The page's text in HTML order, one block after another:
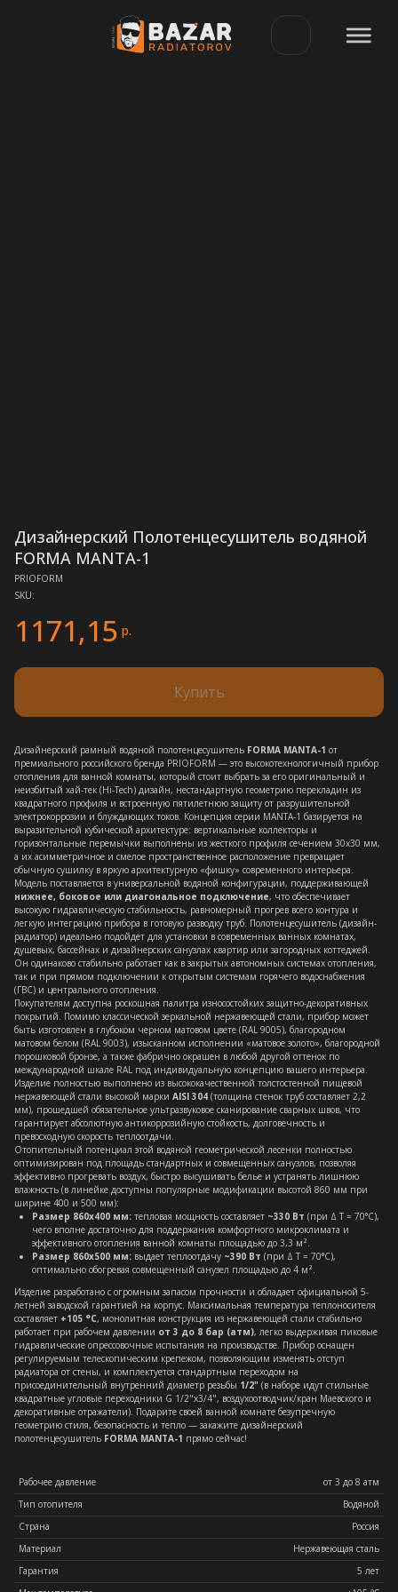
Дизайнерский Полотенцесушитель водяной
FORMA MANTA-1
PRIOFORM
SKU:
1171,15 р.
Купить
Дизайнерский рамный водяной полотенцесушитель FORMA MANTA-1 от
премиального российского бренда PRIOFORM — это высокотехнологичный прибор
отопления для ванной комнаты, который стоит выбрать за его оригинальный и
неизбитый хай-тек (Hi-Tech) дизайн, нестандартную геометрию перекладин из
квадратного профиля и встроенную пятилетнюю защиту от разрушительной
электрокоррозии и блуждающих токов. Концепция серии MANTA-1 базируется на
выразительной кубической архитектуре: вертикальные коллекторы и
горизонтальные перемычки выполнены из жесткого профиля сечением 30х30 мм,
а их асимметричное и смелое пространственное расположение превращает
обычную сушилку в яркую архитектурную «фишку» современного интерьера.
Модель поставляется в универсальной водяной конфигурации, поддерживающей
нижнее, боковое или диагональное подключение, что обеспечивает
высокую гидравлическую стабильность, равномерный прогрев всего контура и
легкую интеграцию прибора в готовую разводку труб. Полотенцесушитель (дизайн-
радиатор) идеально подойдет для установки в современных ванных комнатах,
душевых, бассейнах и дизайнерских санузлах квартир или загородных коттеджей.
Он одинаково стабильно работает как в закрытых автономных системах отопления,
так и при прямом подключении к открытым системам горячего водоснабжения
(ГВС) и центрального отопления.
Покупателям доступна роскошная палитра износостойких защитно-декоративных
покрытий. Помимо классической зеркальной нержавеющей стали, прибор может
быть изготовлен в глубоком черном матовом цвете (RAL 9005), благородном
матовом белом (RAL 9003), изысканном исполнении «матовое золото», благородной
порошковой бронзе, а также фабрично окрашен в любой другой оттенок по
международной шкале RAL под индивидуальную концепцию вашего интерьера.
Изделие полностью выполнено из высококачественной толстостенной пищевой
нержавеющей стали высокой марки AISI 304 (толщина стенок труб составляет 2,2
мм), прошедшей обязательное ультразвуковое сканирование сварных швов, что
гарантирует абсолютную антикоррозийную стойкость, долговечность и
превосходную скорость теплоотдачи.
Отопительный потенциал этой водяной геометрической лесенки полностью
оптимизирован под площадь стандартных и совмещенных санузлов, позволяя
эффективно прогревать воздух, быстро высушивать белье и устранять лишнюю
влажность (в линейке доступны популярные модификации высотой 860 мм при
ширине 400 и 500 мм):
Размер 860х400 мм: тепловая мощность составляет ~330 Вт (при Δ T = 70°C),
чего вполне достаточно для поддержания комфортного микроклимата и
эффективного отопления ванной комнаты площадью до 3,3 м².
Размер 860х500 мм: выдает теплоотдачу ~390 Вт (при Δ T = 70°C),
оптимально обогревая совмещенный санузел площадью до 4 м².
Изделие разработано с огромным запасом прочности и обладает официальной 5-
летней заводской гарантией на корпус. Максимальная температура теплоносителя
составляет +105 °C, монолитная конструкция из нержавеющей стали стабильно
работает при рабочем давлении от 3 до 8 бар (атм), легко выдерживая пиковые
гидравлические опрессовочные испытания на производстве. Прибор оснащен
регулируемым телескопическим крепежом, позволяющим изменять отступ
радиатора от стены, и комплектуется стандартным переходом на
присоединительный внутренний диаметр резьбы 1/2" (в наборе идут стильные
квадратные угловые переходники G 1/2"x3/4", воздухоотводчик/кран Маевского и
декоративные отражатели). Подарите своей ванной комнате безупречную
геометрию стиля, безопасность и тепло — закажите дизайнерский
полотенцесушитель FORMA MANTA-1 прямо сейчас!
Рабочее давление
от 3 до 8 атм
Тип отопителя
Водяной
Страна
Россия
Материал
Нержавеющая сталь
Гарантия
5 лет